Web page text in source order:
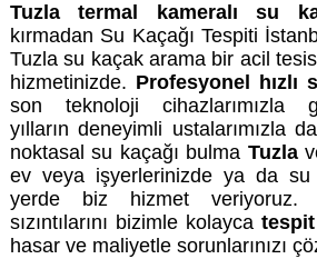
Tuzla termal kameralı su
kırmadan Su Kaçağı Tespiti
Tuzla su kaçak arama bir acil
hizmetinizde. Profesyonel hızlı
son teknoloji cihazlarımızla
yılların deneyimli ustalarımızla
noktasal su kaçağı bulma Tuzla
ev veya işyerlerinizde ya da su
yerde biz hizmet veriyoruz.
sızıntılarını bizimle kolaycatespit
hasar ve maliyetle sorunlarınızı